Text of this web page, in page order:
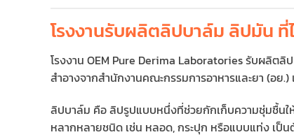
โรงงานรับผลิตลิปบาล์ม ลิปมัน ที่
โรงงาน OEM Pure Derima Laboratories รับผลิตลิป
สำอางจากสํานักงานคณะกรรมการอาหารและยา (อย.)
ลิปบาล์ม คือ ลิปรูปแบบหนึ่งที่ช่วยกักเก็บความชุ่มชื้นใ
หลากหลายชนิด เช่น หลอด, กระปุก หรือแบบแท่ง เป็น